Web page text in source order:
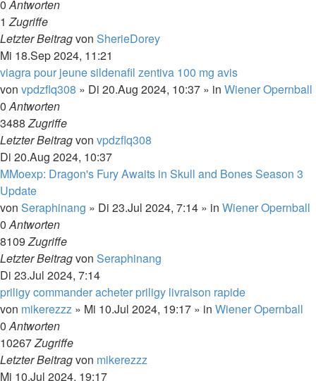
0Antworten
1Zugriffe
Letzter Beitragvon SherieDorey
Mi 18.Sep 2024, 11:21
viagra pour jeune sildenafil zentiva 100 mg avis
von vpdzflq308 » Di 20.Aug 2024, 10:37 » in Wiener Opernball
0Antworten
3488Zugriffe
Letzter Beitragvon vpdzflq308
Di 20.Aug 2024, 10:37
MMoexp: Dragon's Fury Awaits in Skull and Bones Season 3
Update
von Seraphinang » Di 23.Jul 2024, 7:14 » in Wiener Opernball
0Antworten
8109Zugriffe
Letzter Beitragvon Seraphinang
Di 23.Jul 2024, 7:14
priligy commander acheter priligy livraison rapide
von mikerezzz » Mi 10.Jul 2024, 19:17 » in Wiener Opernball
0Antworten
10267Zugriffe
Letzter Beitragvon mikerezzz
Mi 10.Jul 2024, 19:17